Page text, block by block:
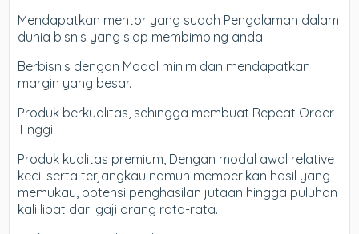
Mendapatkan mentor yang sudah Pengalaman dalam
dunia bisnis yang siap membimbing anda.
Berbisnis dengan Modal minim dan mendapatkan
margin yang besar.
Produk berkualitas, sehingga membuat Repeat Order
Tinggi.
Produk kualitas premium, Dengan modal awal relative
kecil serta terjangkau namun memberikan hasil yang
memukau, potensi penghasilan jutaan hingga puluhan
kali lipat dari gaji orang rata-rata.